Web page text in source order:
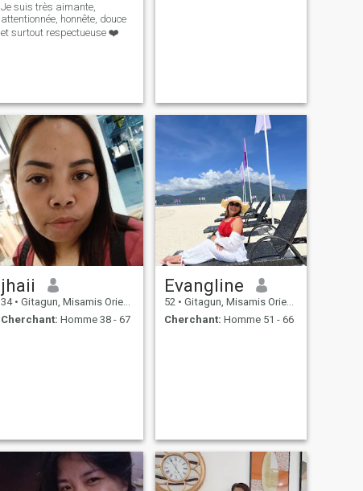
Je suis très aimante,
attentionnée, honnête, douce
et surtout respectueuse ❤️
jhaii
34 • Gitagun, Misamis Oriental, Philippines
Cherchant: Homme 38 - 67
Evangline
52 • Gitagun, Misamis Oriental, Philippines
Cherchant: Homme 51 - 66